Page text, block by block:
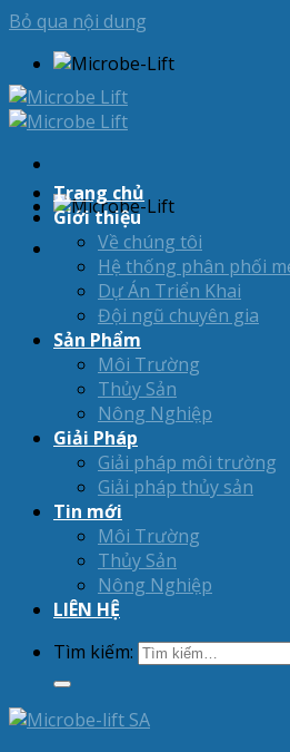
Bỏ qua nội dung
Trang chủ
Giới thiệu
Về chúng tôi
Hệ thống phân phối
Dự Án Triển Khai
Đội ngũ chuyên gia
Sản Phẩm
Môi Trường
Thủy Sản
Nông Nghiệp
Giải Pháp
Giải pháp môi trường
Giải pháp thủy sản
Tin mới
Môi Trường
Thủy Sản
Nông Nghiệp
LIÊN HỆ
Tìm kiếm: